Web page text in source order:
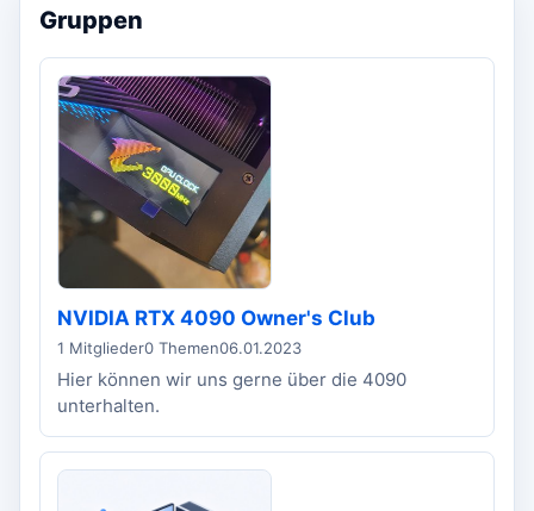
Gruppen
NVIDIA RTX 4090 Owner's Club
1 Mitglieder0 Themen06.01.2023
Hier können wir uns gerne über die 4090
unterhalten.